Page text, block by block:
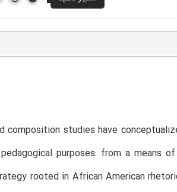
composition studies have
purposes: from a
rooted in African American